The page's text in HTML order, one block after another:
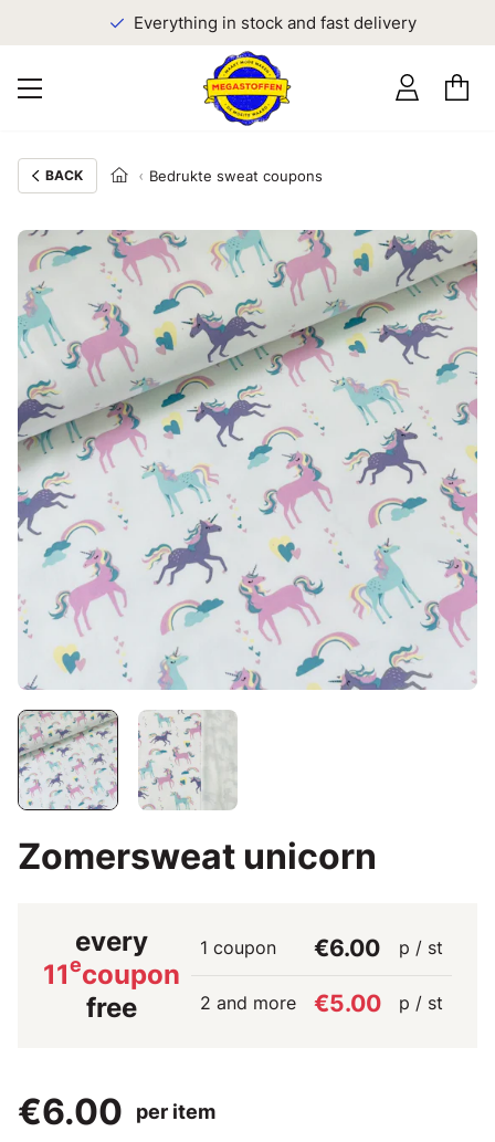
Everything in stock and fast delivery
BACK Bedrukte sweat coupons
Zomersweat unicorn
every
11ecoupon
free
1 coupon €6.00 p / st
2 and more €5.00 p / st
€6.00 per item